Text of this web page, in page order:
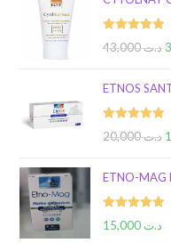
Rated 5.00د.ت43,000
ETNOS
Rated 5.00د.ت20,000
ETNO-MAG
Rated 5.00د.ت